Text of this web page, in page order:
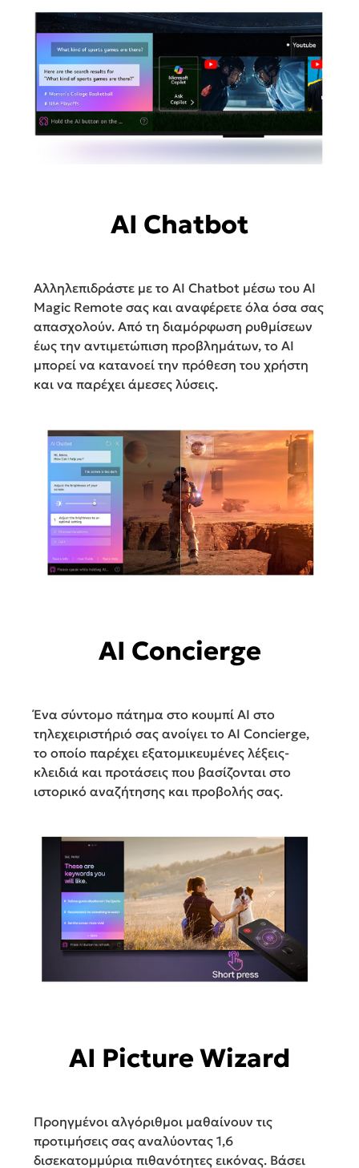
AI Chatbot
Αλληλεπιδράστε με το AI Chatbot μέσω του AI
Magic Remote σας και αναφέρετε όλα όσα σας
απασχολούν. Από τη διαμόρφωση ρυθμίσεων
έως την αντιμετώπιση προβλημάτων, το AI
μπορεί να κατανοεί την πρόθεση του χρήστη
και να παρέχει άμεσες λύσεις.
AI Concierge
Ένα σύντομο πάτημα στο κουμπί AI στο
τηλεχειριστήριό σας ανοίγει το AI Concierge,
το οποίο παρέχει εξατομικευμένες λέξεις-
κλειδιά και προτάσεις που βασίζονται στο
ιστορικό αναζήτησης και προβολής σας.
AI Picture Wizard
Προηγμένοι αλγόριθμοι μαθαίνουν τις
προτιμήσεις σας αναλύοντας 1,6
δισεκατομμύρια πιθανότητες εικόνας. Βάσει